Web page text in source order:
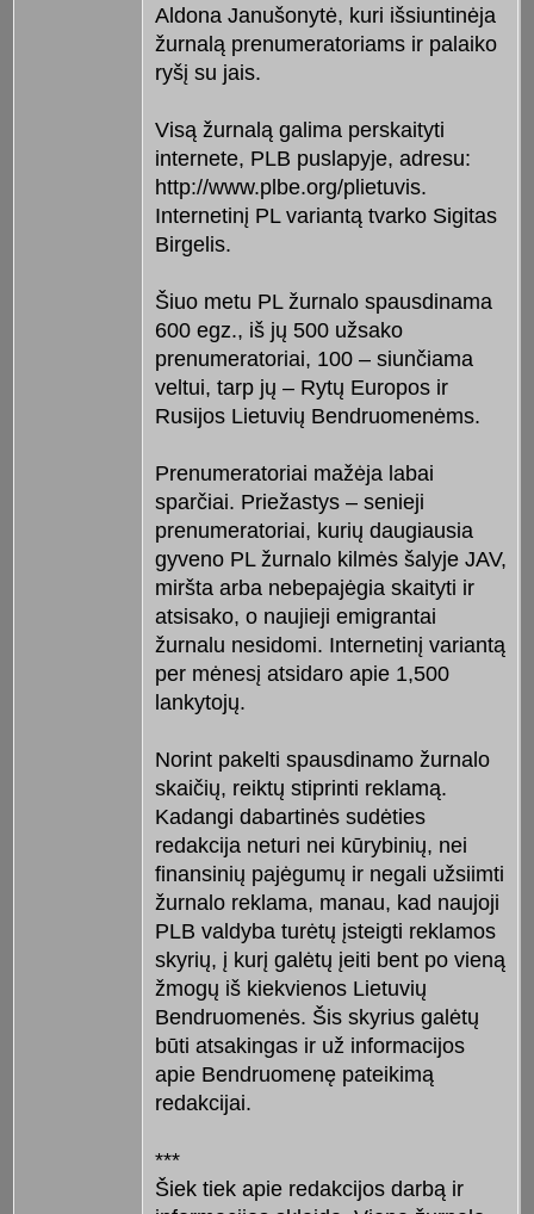
Aldona Janušonytė, kuri išsiuntinėja
žurnalą prenumeratoriams ir palaiko
ryšį su jais.
Visą žurnalą galima perskaityti
internete, PLB puslapyje, adresu:
http://www.plbe.org/plietuvis.
Internetinį PL variantą tvarko Sigitas
Birgelis.
Šiuo metu PL žurnalo spausdinama
600 egz., iš jų 500 užsako
prenumeratoriai, 100 – siunčiama
veltui, tarp jų – Rytų Europos ir
Rusijos Lietuvių Bendruomenėms.
Prenumeratoriai mažėja labai
sparčiai. Priežastys – senieji
prenumeratoriai, kurių daugiausia
gyveno PL žurnalo kilmės šalyje JAV,
miršta arba nebepajėgia skaityti ir
atsisako, o naujieji emigrantai
žurnalu nesidomi. Internetinį variantą
per mėnesį atsidaro apie 1,500
lankytojų.
Norint pakelti spausdinamo žurnalo
skaičių, reiktų stiprinti reklamą.
Kadangi dabartinės sudėties
redakcija neturi nei kūrybinių, nei
finansinių pajėgumų ir negali užsiimti
žurnalo reklama, manau, kad naujoji
PLB valdyba turėtų įsteigti reklamos
skyrių, į kurį galėtų įeiti bent po vieną
žmogų iš kiekvienos Lietuvių
Bendruomenės. Šis skyrius galėtų
būti atsakingas ir už informacijos
apie Bendruomenę pateikimą
redakcijai.
***
Šiek tiek apie redakcijos darbą ir